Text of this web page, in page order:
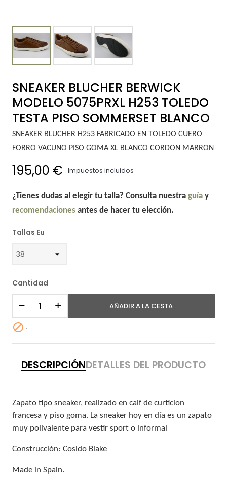
SNEAKER BLUCHER BERWICK
MODELO 5075PRXL H253 TOLEDO
TESTA PISO SOMMERSET BLANCO
SNEAKER BLUCHER H253 FABRICADO EN TOLEDO CUERO
FORRO VACUNO PISO GOMA XL BLANCO CORDON MARRON
195,00 € Impuestos incluidos
¿Tienes dudas al elegir tu talla? Consulta nuestra guíay
recomendacionesantes de hacer tu elección.
Tallas Eu
Cantidad
AÑADIR A LA CESTA
 .
DESCRIPCIÓNDETALLES DEL PRODUCTO
Zapato tipo sneaker, realizado en calf de curticion
francesa y piso goma. La sneaker hoy en día es un zapato
muy polivalente para vestir sport o informal
Construcción: Cosido Blake
Made in Spain.